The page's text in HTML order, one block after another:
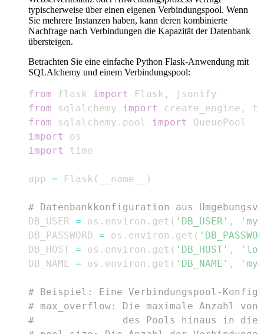
typischerweise über einen eigenen Verbindungspool. Wenn
Sie mehrere Instanzen haben, kann deren kombinierte
Nachfrage nach Verbindungen die Kapazität der Datenbank
übersteigen.
Betrachten Sie eine einfache Python Flask-Anwendung mit
SQLAlchemy und einem Verbindungspool:
from flask import Flask ,
from sqlalchemy import create_engine ,
from sqlalchemy . pool import
import
import
app = Flask ( __name__ )
# Datenbankkonfiguration aus
DB_USER = os . environ . get ( 'DB_USER' ,
DB_PASSWORD = os . environ . get (
DB_HOST = os . environ . get ( 'DB_HOST' ,
DB_NAME = os . environ . get ( 'DB_NAME' ,
# Beispiel: Eine Verbindungspool-
# max_overflow: Die maximale Anzahl
#               des Pools hinaus in die